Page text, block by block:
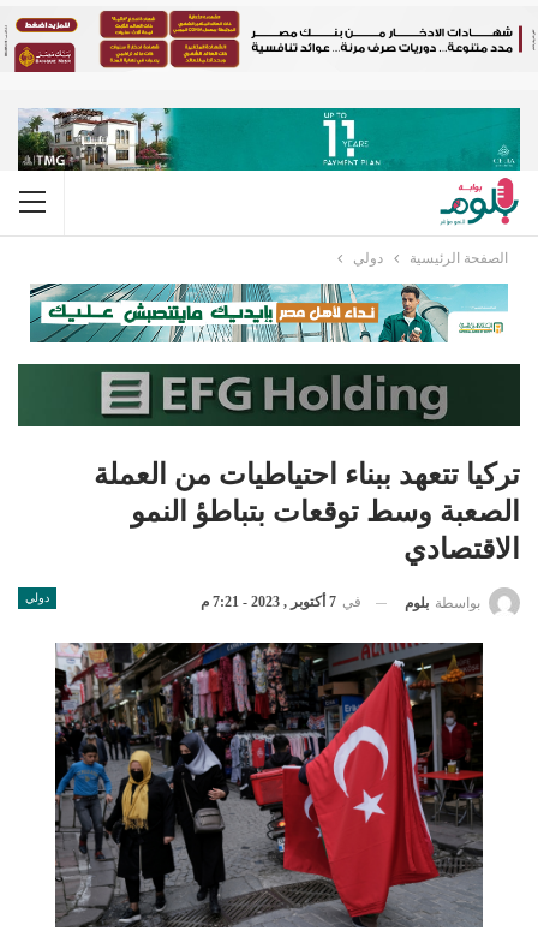
الصفحة الرئيسية دولي
تركيا تتعهد ببناء احتياطيات من العملة
الصعبة وسط توقعات بتباطؤ النمو
الاقتصادي
دولي بواسطة بلوم في 7 أكتوبر , 2023 - 7:21 م